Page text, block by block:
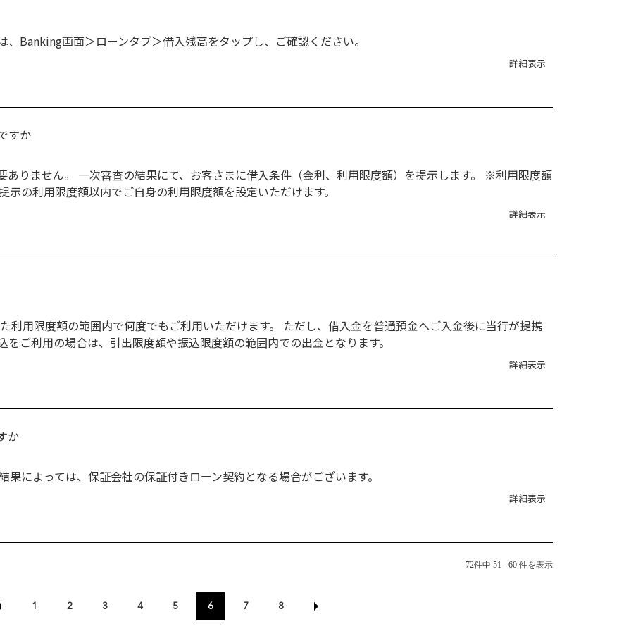
Banking画面＞ローンタブ＞借入残高をタップし、ご確認ください。
詳細表示
すか
ありません。 一次審査の結果にて、お客さまに借入条件（金利、利用限度額）を提示します。 ※利用限度額
の利用限度額以内でご自身の利用限度額を設定いただけます。
詳細表示
利用限度額の範囲内で何度でもご利用いただけます。 ただし、借入金を普通預金へご入金後に当行が提携
ご利用の場合は、引出限度額や振込限度額の範囲内での出金となります。
詳細表示
か
によっては、保証会社の保証付きローン契約となる場合がございます。
詳細表示
72件中 51 - 60 件を表示
1 2 3 4 5 6 7 8